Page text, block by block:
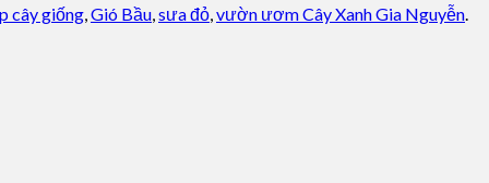
cây giống,Gió Bầu,sưa đỏ,vườn ươm Cây Xanh Gia Nguyễn.